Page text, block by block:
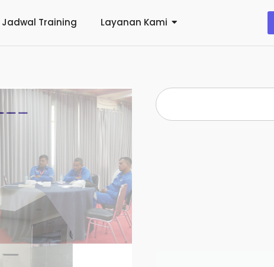
Jadwal Training Layanan Kami